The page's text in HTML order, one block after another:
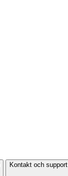
Kontakt och support